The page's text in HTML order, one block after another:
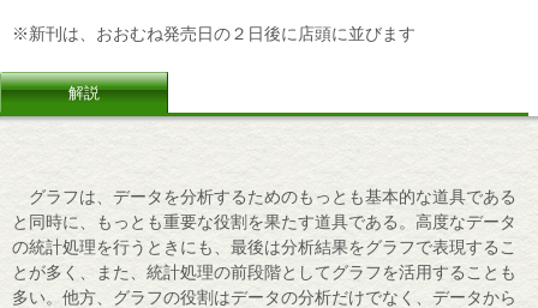
※新刊は、おおむね発売日の２日後に店頭に並びます
解説
グラフは、データを分析するためのもっとも基本的な道具である
と同時に、もっとも重要な役割を果たす道具である。高度なデータ
の統計処理を行うときにも、最後は分析結果をグラフで表現するこ
とが多く、また、統計処理の前段階としてグラフを活用することも
多い。他方、グラフの役割はデータの分析だけでなく、データから